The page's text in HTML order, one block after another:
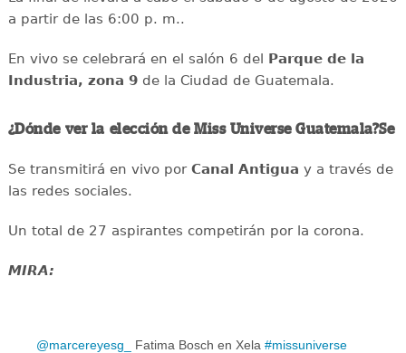
a partir de las 6:00 p. m..
En vivo se celebrará en el salón 6 del Parque de la
Industria, zona 9de la Ciudad de Guatemala.
¿Dónde ver la elección de Miss Universe Guatemala?Se
Se transmitirá en vivo porCanal Antigua y a través de
las redes sociales.
Un total de 27 aspirantes competirán por la corona.
MIRA:
@marcereyesg_ Fatima Bosch en Xela #missuniverse